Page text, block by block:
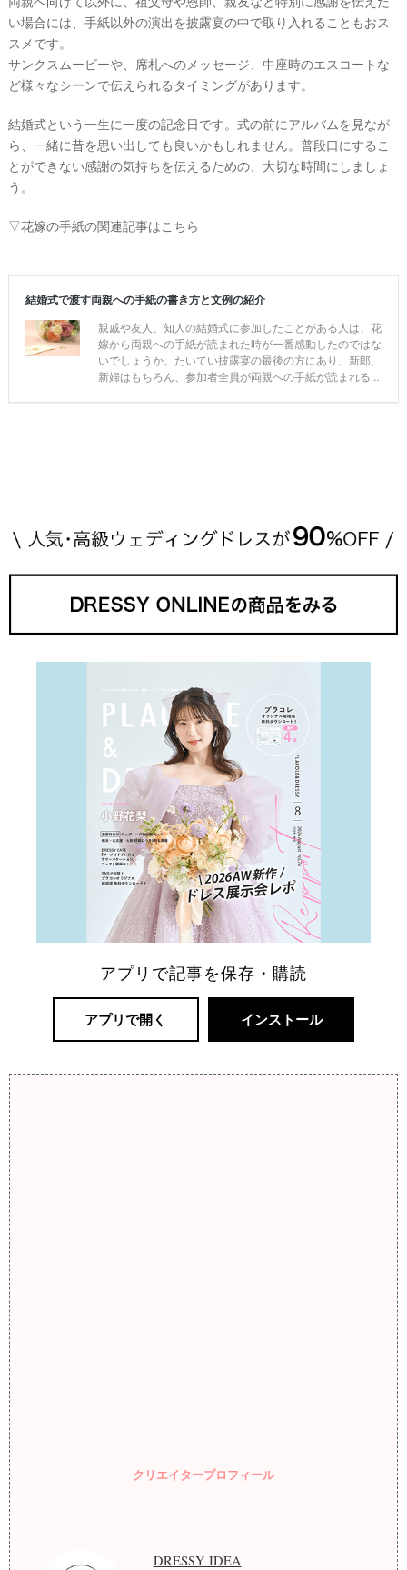
い場合には、手紙以外の演出を披露宴の中で取り入れることもおス
スメです。
サンクスムービーや、席札へのメッセージ、中座時のエスコートな
ど様々なシーンで伝えられるタイミングがあります。
結婚式という一生に一度の記念日です。式の前にアルバムを見なが
ら、一緒に昔を思い出しても良いかもしれません。普段口にするこ
とができない感謝の気持ちを伝えるための、大切な時間にしましょ
う。
▽花嫁の手紙の関連記事はこちら
アプリで記事を保存・購読
アプリで開く インストール
クリエイタープロフィール
DRESSY IDEA